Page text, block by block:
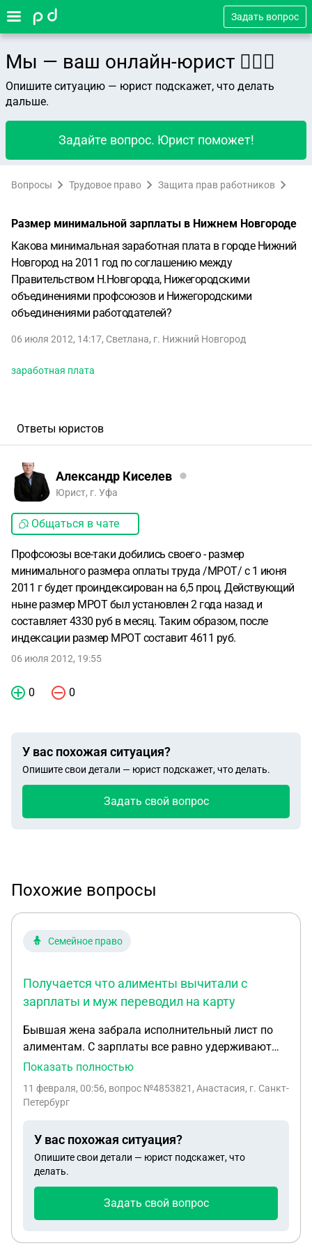
Задать вопрос
Мы — ваш онлайн-юрист 👨🏻‍⚖️
Опишите ситуацию — юрист подскажет, что делать
дальше.
Задайте вопрос. Юрист поможет!
Вопросы Трудовое право Защита прав работников
Размер минимальной зарплаты в Нижнем Новгороде
Какова минимальная заработная плата в городе Нижний
Новгород на 2011 год по соглашению между
Правительством Н.Новгорода, Нижегородскими
объединениями профсоюзов и Нижегородскими
объединениями работодателей?
06 июля 2012, 14:17, Светлана, г. Нижний Новгород
заработная плата
Ответы юристов
Александр Киселев
Юрист, г. Уфа
Общаться в чате
Профсоюзы все-таки добились своего - размер
минимального размера оплаты труда /МРОТ/ с 1 июня
2011 г будет проиндексирован на 6,5 проц. Действующий
ныне размер МРОТ был установлен 2 года назад и
составляет 4330 руб в месяц. Таким образом, после
индексации размер МРОТ составит 4611 руб.
06 июля 2012, 19:55
0 0
У вас похожая ситуация?
Опишите свои детали — юрист подскажет, что делать.
Задать свой вопрос
Похожие вопросы
Семейное право
Получается что алименты вычитали с
зарплаты и муж переводил на карту
Бывшая жена забрала исполнительный лист по
алиментам. С зарплаты все равно удерживают
долг по алиментам и сами алименты. Муж
алименты вычитали с зарплаты и муж переводил
Показать полностью
11 февраля, 00:56, вопрос №4853821, Анастасия, г. Санкт-
Петербург
У вас похожая ситуация?
Опишите свои детали — юрист подскажет, что
делать.
Задать свой вопрос